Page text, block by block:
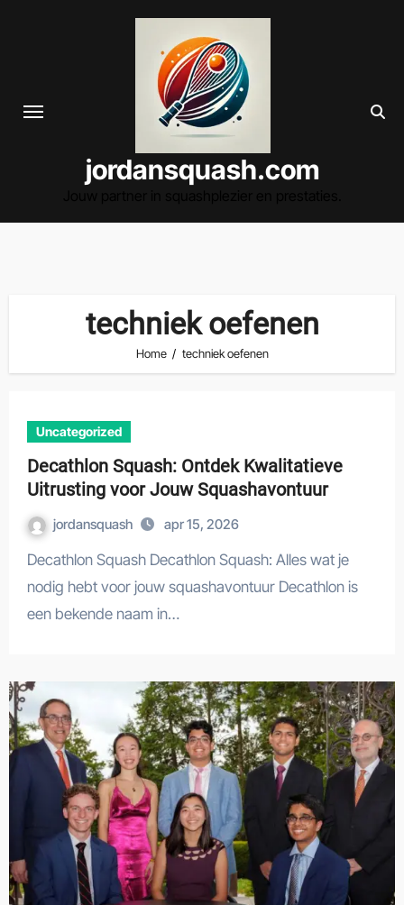
jordansquash.com
techniek oefenen
Home techniek oefenen
Uncategorized
Decathlon Squash: Ontdek Kwalitatieve
Uitrusting voor Jouw Squashavontuur
jordansquash apr 15, 2026
Decathlon Squash Decathlon Squash: Alles wat je
nodig hebt voor jouw squashavontuur Decathlon is
een bekende naam in…